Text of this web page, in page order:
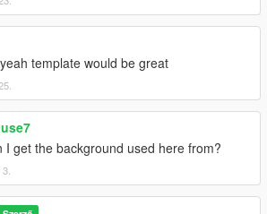
yeah template would be great
I get the background used here from?